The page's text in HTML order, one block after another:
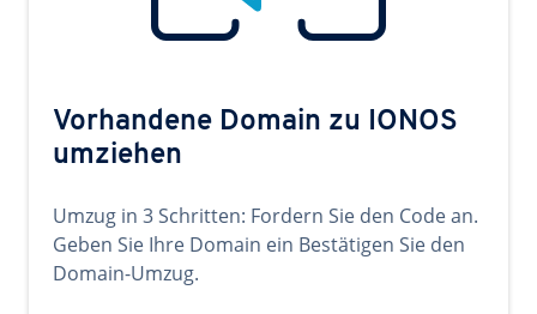
Vorhandene Domain zu IONOS
umziehen
Umzug in 3 Schritten: Fordern Sie den Code an.
Geben Sie Ihre Domain ein Bestätigen Sie den
Domain-Umzug.